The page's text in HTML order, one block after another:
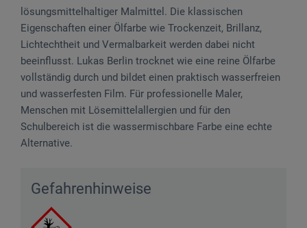
lösungsmittelhaltiger Malmittel. Die klassischen
Eigenschaften einer Ölfarbe wie Trockenzeit, Brillanz,
Lichtechtheit und Vermalbarkeit werden dabei nicht
beeinflusst. Lukas Berlin trocknet wie eine reine Ölfarbe
vollständig durch und bildet einen praktisch wasserfreien
und wasserfesten Film. Für professionelle Maler,
Menschen mit Lösemittelallergien und für den
Schulbereich ist die wassermischbare Farbe eine echte
Alternative.
Gefahrenhinweise